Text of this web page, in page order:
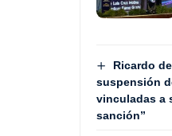
Ricardo
suspensión
vinculadas a
sanción”